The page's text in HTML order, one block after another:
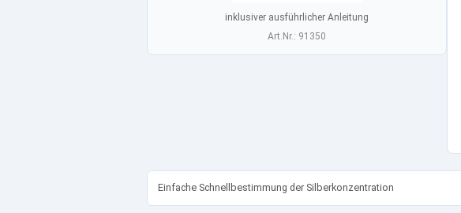
inklusiver ausführlicher Anleitung
Art.Nr.: 91350
Einfache Schnellbestimmung der Silberkonzentration